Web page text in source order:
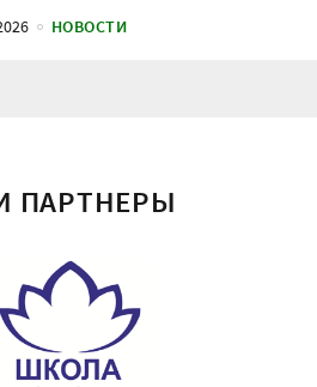
НОВОСТИ
ПАРТНЕРЫ